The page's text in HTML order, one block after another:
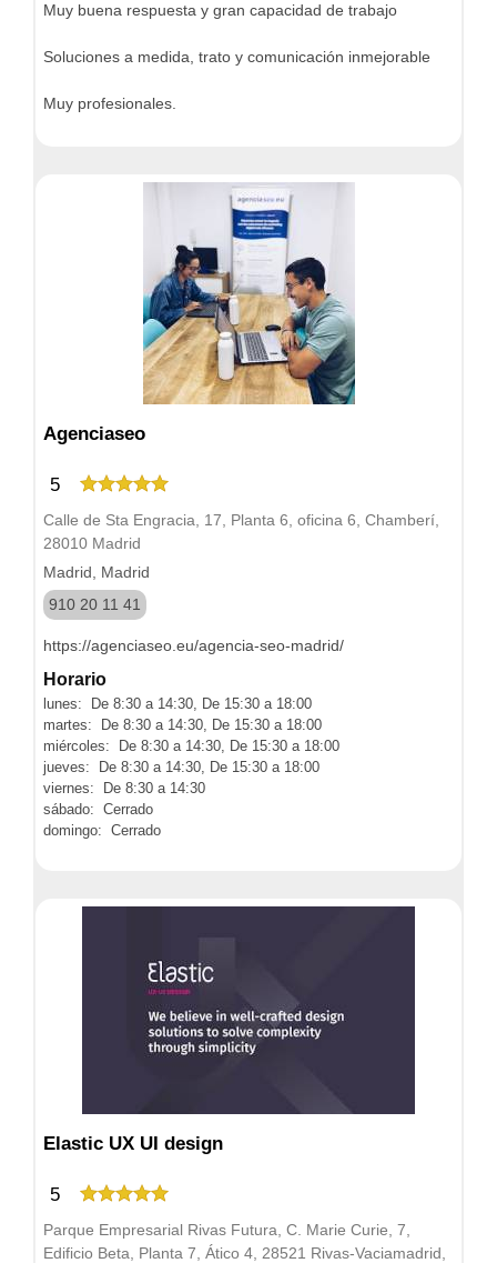
Muy buena respuesta y gran capacidad de trabajo
Soluciones a medida, trato y comunicación inmejorable
Muy profesionales.
Agenciaseo
5
Calle de Sta Engracia, 17, Planta 6, oficina 6, Chamberí,
28010 Madrid
Madrid, Madrid
910 20 11 41
https://agenciaseo.eu/agencia-seo-madrid/
Horario
lunes: De 8:30 a 14:30, De 15:30 a 18:00
martes: De 8:30 a 14:30, De 15:30 a 18:00
miércoles: De 8:30 a 14:30, De 15:30 a 18:00
jueves: De 8:30 a 14:30, De 15:30 a 18:00
viernes: De 8:30 a 14:30
sábado: Cerrado
domingo: Cerrado
Elastic UX UI design
5
Parque Empresarial Rivas Futura, C. Marie Curie, 7,
Edificio Beta, Planta 7, Ático 4, 28521 Rivas-Vaciamadrid,